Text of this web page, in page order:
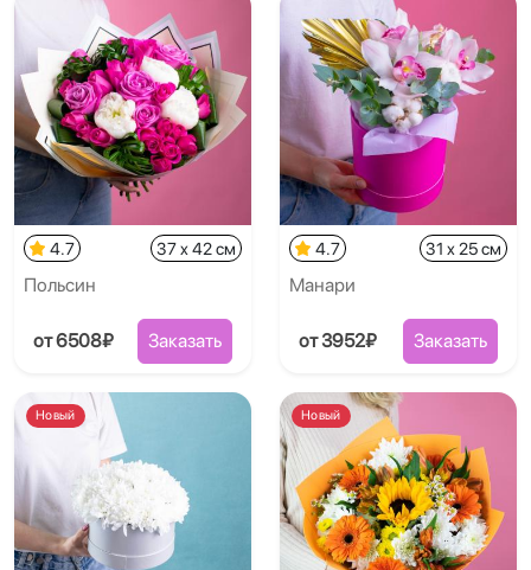
4.7 37 x 42 см
Польсин
от 6508₽ Заказать
4.7 31 x 25 см
Манари
от 3952₽ Заказать
Новый Новый